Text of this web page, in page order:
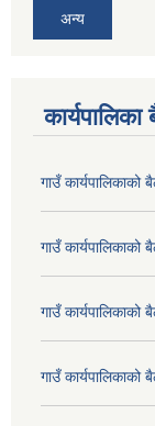
अन्य
गाउँ
गाउँ
गाउँ
गाउँ